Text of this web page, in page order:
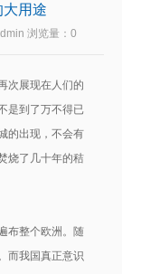
用途
浏览量： 0
次展现在人们的
是到了万不得已
的出现，不会有
烧了几十年的秸
布整个欧洲。随
而我国真正意识